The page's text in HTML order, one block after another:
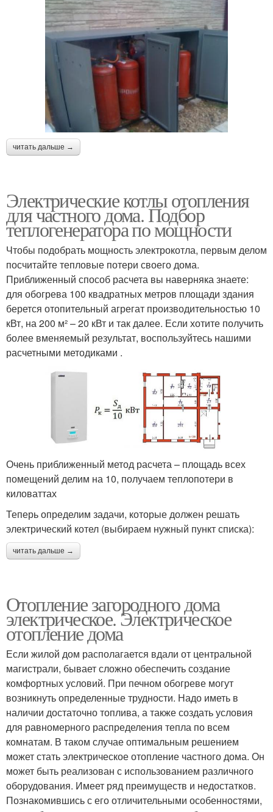
читать дальше →
Электрические котлы отопления
для частного дома. Подбор
теплогенератора по мощности
Чтобы подобрать мощность электрокотла, первым делом
посчитайте тепловые потери своего дома.
Приближенный способ расчета вы наверняка знаете:
для обогрева 100 квадратных метров площади здания
берется отопительный агрегат производительностью 10
кВт, на 200 м² – 20 кВт и так далее. Если хотите получить
более вменяемый результат, воспользуйтесь нашими
расчетными методиками .
Очень приближенный метод расчета – площадь всех
помещений делим на 10, получаем теплопотери в
киловаттах
Теперь определим задачи, которые должен решать
электрический котел (выбираем нужный пункт списка):
читать дальше →
Отопление загородного дома
электрическое. Электрическое
отопление дома
Если жилой дом располагается вдали от центральной
магистрали, бывает сложно обеспечить создание
комфортных условий. При печном обогреве могут
возникнуть определенные трудности. Надо иметь в
наличии достаточно топлива, а также создать условия
для равномерного распределения тепла по всем
комнатам. В таком случае оптимальным решением
может стать электрическое отопление частного дома. Он
может быть реализован с использованием различного
оборудования. Имеет ряд преимуществ и недостатков.
Познакомившись с его отличительными особенностями,